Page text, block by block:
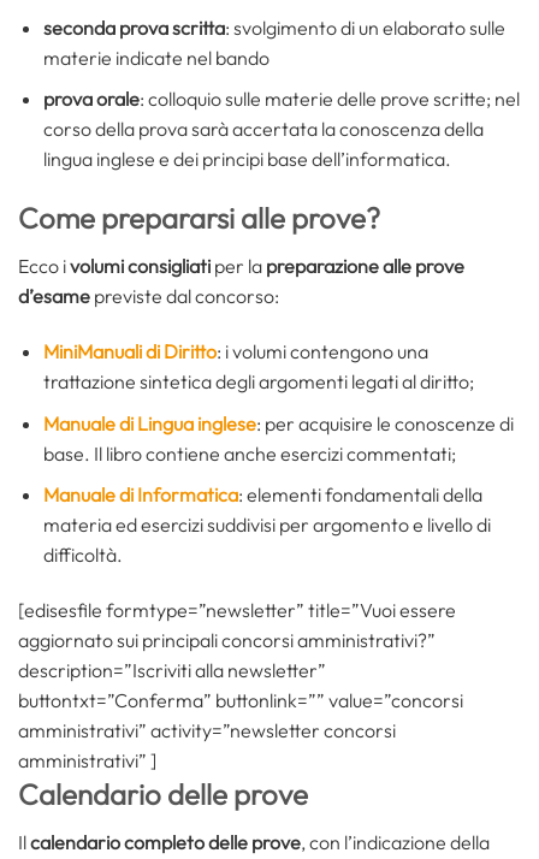
seconda prova scritta: svolgimento di un elaborato sulle
materie indicate nel bando
prova orale: colloquio sulle materie delle prove scritte; nel
corso della prova sarà accertata la conoscenza della
lingua inglese e dei principi base dell’informatica.
Come prepararsi alle prove?
Ecco ivolumi consigliati per la preparazione alle prove
d’esame previste dal concorso:
MiniManuali di Diritto: i volumi contengono una
trattazione sintetica degli argomenti legati al diritto;
Manuale di Lingua inglese: per acquisire le conoscenze di
base. Il libro contiene anche esercizi commentati;
Manuale di Informatica: elementi fondamentali della
materia ed esercizi suddivisi per argomento e livello di
difficoltà.
[edisesfile formtype=”newsletter” title=”Vuoi essere
aggiornato sui principali concorsi amministrativi?”
description=”Iscriviti alla newsletter”
buttontxt=”Conferma” buttonlink=”” value=”concorsi
amministrativi” activity=”newsletter concorsi
amministrativi” ]
Calendario delle prove
Ilcalendario completo delle prove, con l’indicazione della